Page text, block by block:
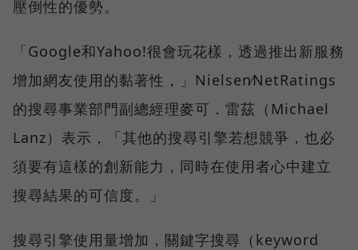
壓倒性的優勢。
「Google和Yahoo!很會玩花樣，透過推出新服務
增加網友使用的黏著性，」Nielsen∕NetRatings
的搜尋事業部門副總經理麥可．雷茲（Michael
Lanz）表示，「其他的搜尋引擎若想競爭，也必
須要有這樣的創新能力，同時在使用者心中建立
搜尋結果的可信度。」
搜尋引擎使用量增加，關鍵字搜尋（keyword